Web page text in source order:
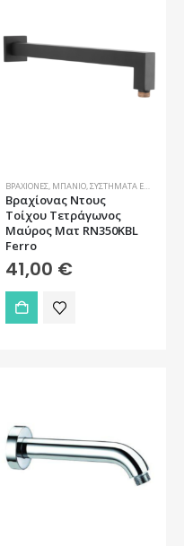
ΒΡΑΧΊΟΝΕΣ, ΜΠΆΝΙΟ,ΣΥΣΤΉΜΑΤΑ ΕΝΤΟΙΧΙΣΜΟΎ
Βραχίονας Ντους
Τοίχου Τετράγωνος
Μαύρος Ματ RN350KBL
Ferro
41,00 €